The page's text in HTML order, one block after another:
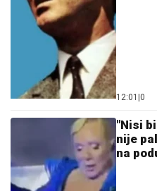
12:01 0
"Nisi
nije
na